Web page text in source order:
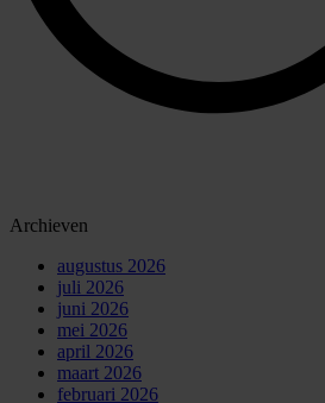
Archieven
augustus 2026
juli 2026
juni 2026
mei 2026
april 2026
maart 2026
februari 2026